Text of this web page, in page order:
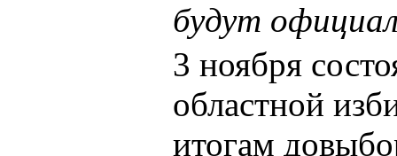
будут
3 ноября
областной
итогам